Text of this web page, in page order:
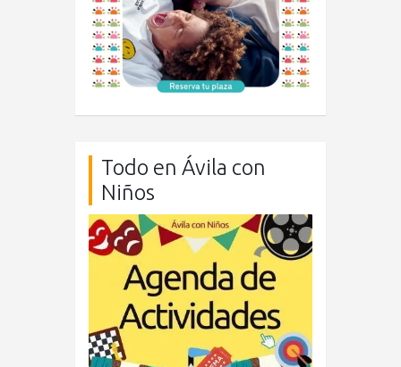
Todo en Ávila con
Niños